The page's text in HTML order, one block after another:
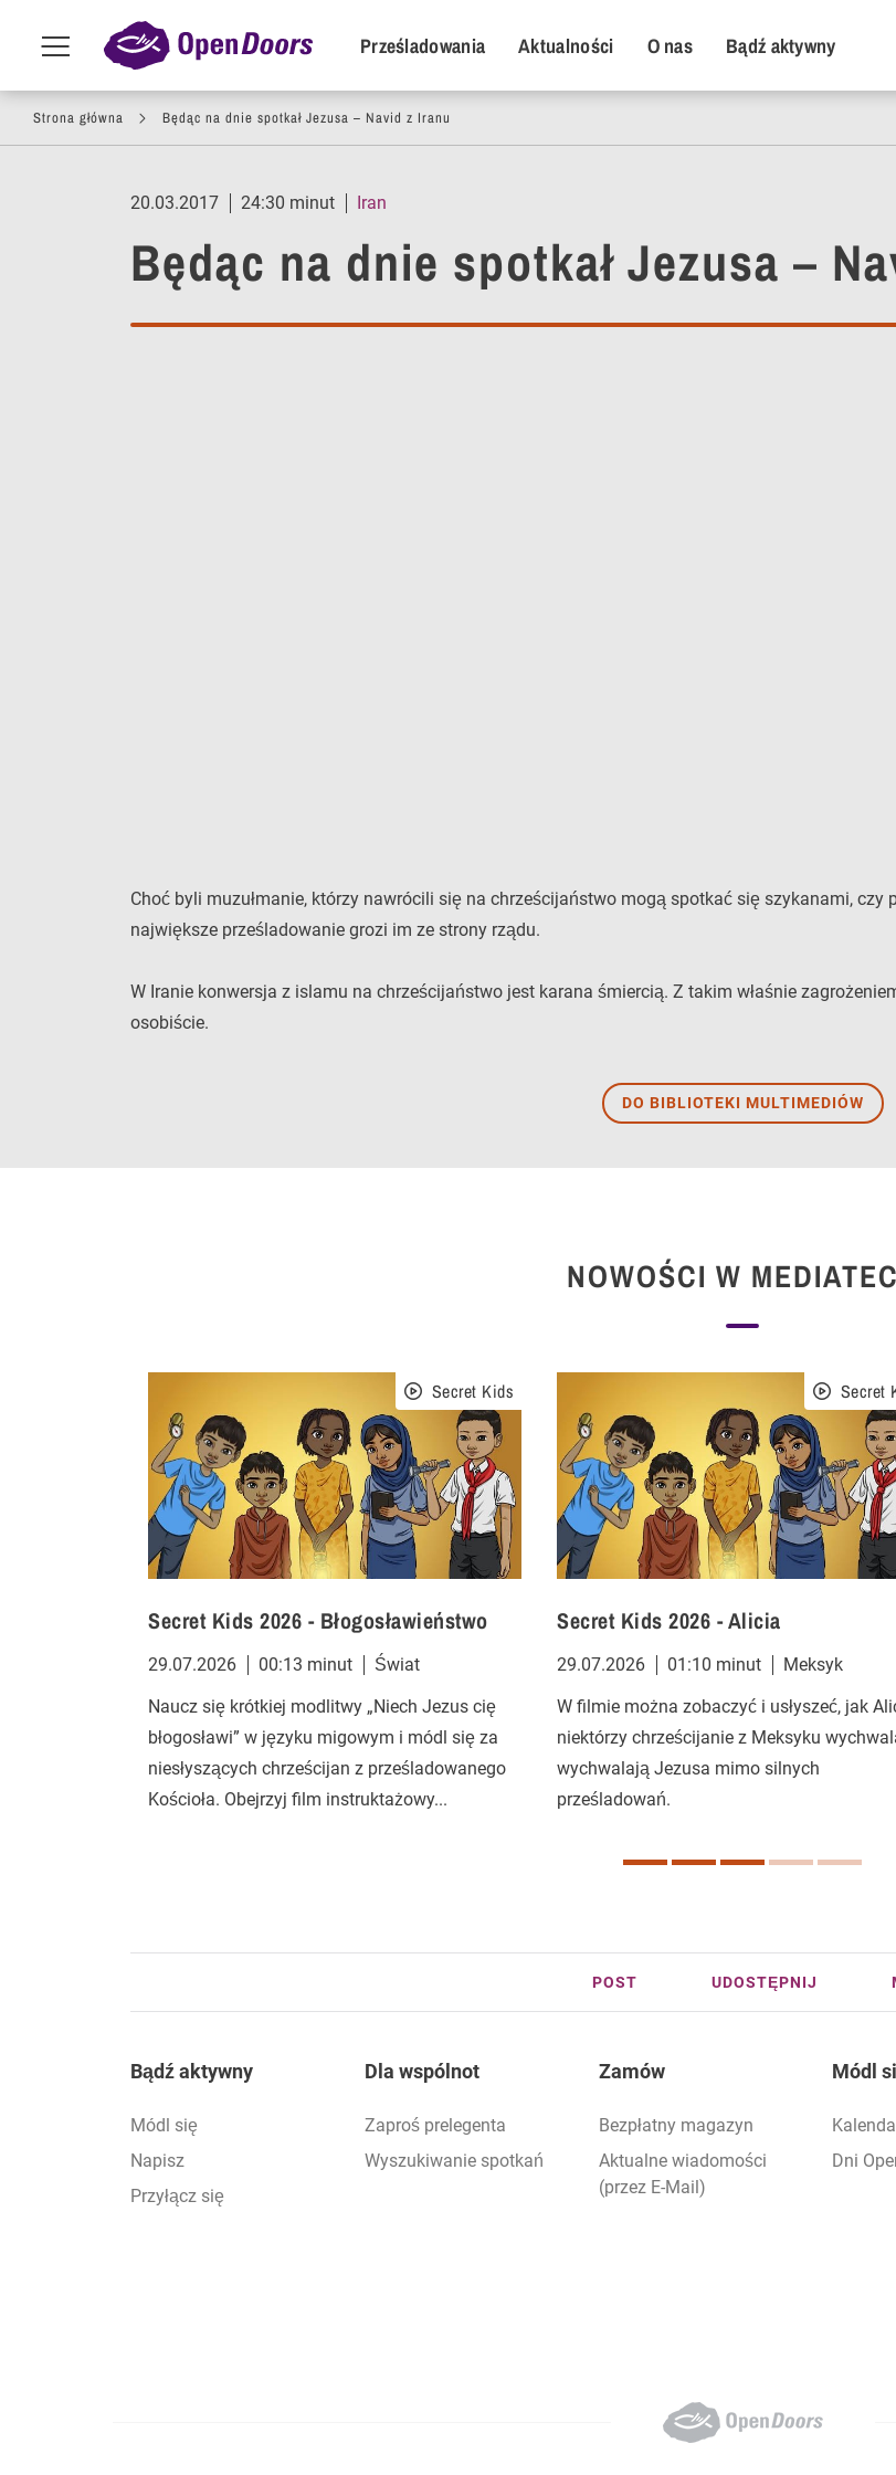
Menu
POI Primary Menu
Prześladowania Aktualności O nas Bądź aktywny
Strona główna Będąc na dnie spotkał Jezusa – Navid z Iranu
20.03.2017 24:30 minut Iran
Będąc na dnie spotkał Jezusa –
Choć byli muzułmanie, którzy nawrócili się na chrześcijaństwo mogą spotkać się szykanami, czy
największe prześladowanie grozi im ze strony rządu.
W Iranie konwersja z islamu na chrześcijaństwo jest karana śmiercią. Z takim właśnie
osobiście.
DO BIBLIOTEKI MULTIMEDIÓW
NOWOŚCI W
Secret Kids
Secret Kids 2026 - Błogosławieństwo
29.07.2026 00:13 minut
Świat
Naucz się krótkiej modlitwy „Niech Jezus cię
błogosławi” w języku migowym i módl się za
niesłyszących chrześcijan z prześladowanego
Kościoła. Obejrzyj film instruktażowy...
Secret
Secret Kids 2026 - Alicia
29.07.2026 01:10 minut
Meksyk
W filmie można zobaczyć i usłyszeć, jak
niektórzy chrześcijanie z Meksyku
wychwalają Jezusa mimo silnych
prześladowań.
POST UDOSTĘPNIJ
Footer
Bądź aktywny
Módl się
Napisz
Przyłącz się
Dla wspólnot
Zaproś prelegenta
Wyszukiwanie spotkań
Zamów
Bezpłatny magazyn
Aktualne wiadomości
(przez E-Mail)
Módl
Dni